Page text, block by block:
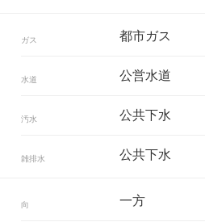
ガス 都市ガス
水道 公営水道
汚水 公共下水
雑排水 公共下水
向 一方